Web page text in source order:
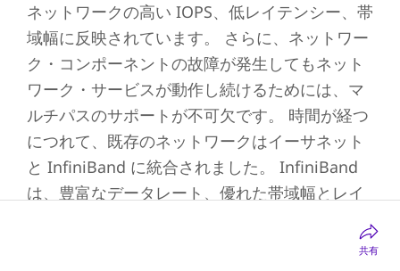
共有
ネットワークの高い IOPS、低レイテンシー、帯
域幅に反映されています。 さらに、ネットワー
ク・コンポーネントの故障が発生してもネット
ワーク・サービスが動作し続けるためには、マ
ルチパスのサポートが不可欠です。 時間が経つ
につれて、既存のネットワークはイーサネット
と InfiniBand に統合されました。 InfiniBand
は、豊富なデータレート、優れた帯域幅とレイ